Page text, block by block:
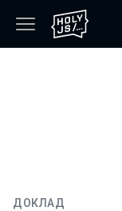
ДОКЛАД